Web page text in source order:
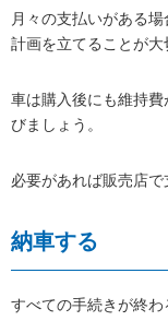
月々の支払いがある
計画を立てることが大
車は購入後にも維持
びましょう。
必要があれば販売店で
納車する
すべての手続きが終わ